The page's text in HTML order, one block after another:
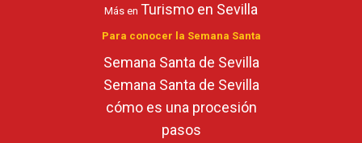
Más en Turismo en Sevilla
Para conocer la Semana Santa
Semana Santa de Sevilla
Semana Santa de Sevilla
cómo es una procesión
pasos